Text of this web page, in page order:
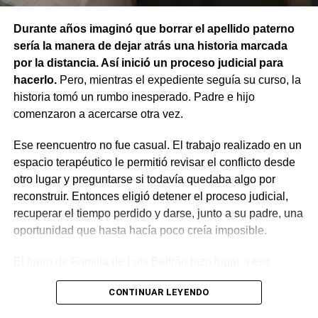
resultaba aplicable.
El fallo aclaró que el archivo de la causa
contravencional no impide que el dueño del perro
lesionado reclame por la vía civil una indemnización
por los daños que considere haber sufrido.
Durante años imaginó que borrar el apellido paterno
sería la manera de dejar atrás una historia marcada
por la distancia. Así inició un proceso judicial para
hacerlo.Pero, mientras el expediente seguía su curso, la
historia tomó un rumbo inesperado. Padre e hijo
comenzaron a acercarse otra vez.
Ese reencuentro no fue casual. El trabajo realizado en un
espacio terapéutico le permitió revisar el conflicto desde
otro lugar y preguntarse si todavía quedaba algo por
reconstruir. Entonces eligió detener el proceso judicial,
recuperar el tiempo perdido y darse, junto a su padre, una
oportunidad que hasta hacía poco creía imposible.
pedido, declaró concluido el proceso por desistimiento y
ordenó el archivo de las actuaciones. La jueza consideró
CONTINUAR LEYENDO